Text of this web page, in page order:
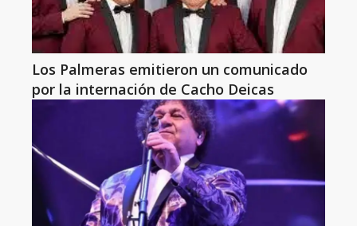
Los Palmeras emitieron un comunicado
por la internación de Cacho Deicas